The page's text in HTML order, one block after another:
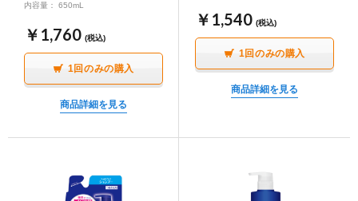
内容量： 650mL
￥1,760 (税込)
1回のみの購入
商品詳細を見る
￥1,540 (税込)
1回のみの購入
商品詳細を見る